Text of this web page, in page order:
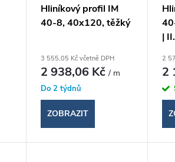
Hliníkový profil IM
40-8, 40x120, těžký
3 555,05 Kč včetně DPH
2 938,06 Kč/ m
Do 2 týdnů
ZOBRAZIT
|
2
2